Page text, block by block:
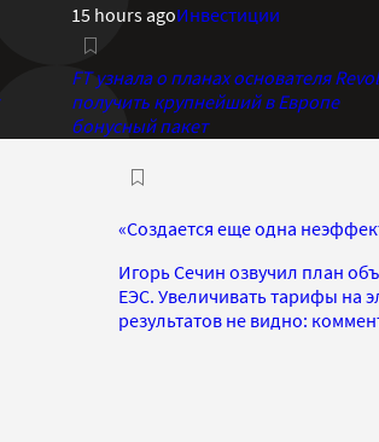
15 hours agoИнвестиции
FT узнала о планах основателя
получить крупнейший в Европе
бонусный пакет
«Создается еще одна
Игорь Сечин озвучил план
ЕЭС. Увеличивать тарифы на
результатов не видно: